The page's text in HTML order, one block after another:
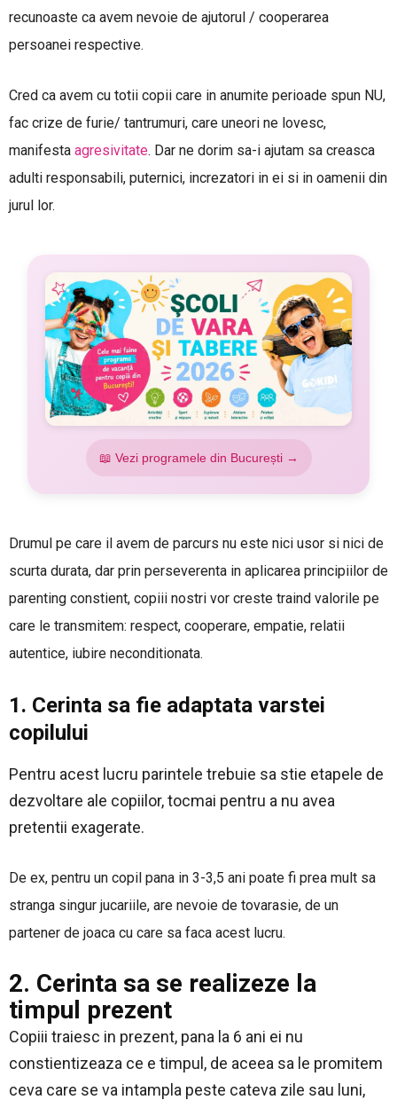
recunoaste ca avem nevoie de ajutorul / cooperarea
persoanei respective.
Cred ca avem cu totii copii care in anumite perioade spun NU,
fac crize de furie/ tantrumuri, care uneori ne lovesc,
manifesta agresivitate. Dar ne dorim sa-i ajutam sa creasca
adulti responsabili, puternici, increzatori in ei si in oamenii din
jurul lor.
📖 Vezi programele din București →
Drumul pe care il avem de parcurs nu este nici usor si nici de
scurta durata, dar prin perseverenta in aplicarea principiilor de
parenting constient, copiii nostri vor creste traind valorile pe
care le transmitem: respect, cooperare, empatie, relatii
autentice, iubire neconditionata.
1. Cerinta sa fie adaptata varstei
copilului
Pentru acest lucru parintele trebuie sa stie etapele de
dezvoltare ale copiilor, tocmai pentru a nu avea
pretentii exagerate.
De ex, pentru un copil pana in 3-3,5 ani poate fi prea mult sa
stranga singur jucariile, are nevoie de tovarasie, de un
partener de joaca cu care sa faca acest lucru.
2. Cerinta sa se realizeze la
timpul prezent
Copiii traiesc in prezent, pana la 6 ani ei nu
constientizeaza ce e timpul, de aceea sa le promitem
ceva care se va intampla peste cateva zile sau luni,